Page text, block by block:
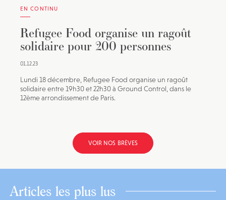
EN CONTINU
Refugee Food organise un ragoût
solidaire pour 200 personnes
01.12.23
Lundi 18 décembre, Refugee Food organise un ragoût
solidaire entre 19h30 et 22h30 à Ground Control, dans le
12ème arrondissement de Paris.
VOIR NOS BRÈVES
Articles les plus lus